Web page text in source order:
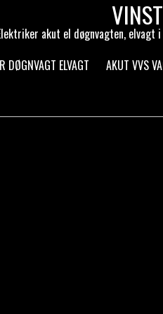
akut el døgnvagten, elvagt
DØGNVAGT ELVAGT AKUT VVS